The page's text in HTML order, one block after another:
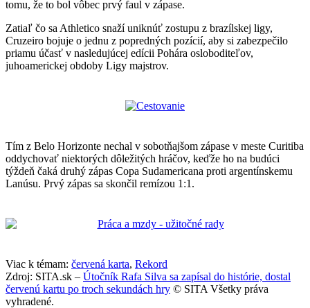
tomu, že to bol vôbec prvý faul v zápase.
Zatiaľ čo sa Athletico snaží uniknúť zostupu z brazílskej ligy,
Cruzeiro bojuje o jednu z popredných pozícií, aby si zabezpečilo
priamu účasť v nasledujúcej edícii Pohára osloboditeľov,
juhoamerickej obdoby Ligy majstrov.
Tím z Belo Horizonte nechal v sobotňajšom zápase v meste Curitiba
oddychovať niektorých dôležitých hráčov, keďže ho na budúci
týždeň čaká druhý zápas Copa Sudamericana proti argentínskemu
Lanúsu. Prvý zápas sa skončil remízou 1:1.
Viac k témam: červená karta, Rekord
Zdroj: SITA.sk – Útočník Rafa Silva sa zapísal do histórie, dostal
červenú kartu po troch sekundách hry © SITA Všetky práva
vyhradené.